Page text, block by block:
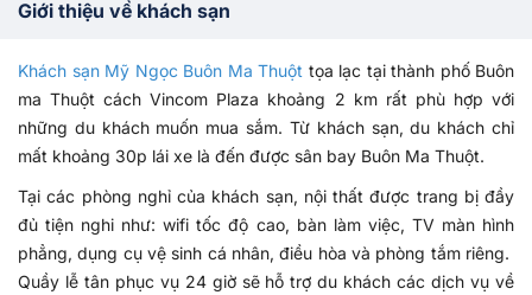
Giới thiệu về khách sạn
Khách sạn Mỹ Ngọc Buôn Ma Thuột tọa lạc tại thành phố Buôn
ma Thuột cách Vincom Plaza khoảng 2 km rất phù hợp với
những du khách muốn mua sắm. Từ khách sạn, du khách chỉ
mất khoảng 30p lái xe là đến được sân bay Buôn Ma Thuột.
Tại các phòng nghỉ của khách sạn, nội thất được trang bị đầy
đủ tiện nghi như: wifi tốc độ cao, bàn làm việc, TV màn hình
phẳng, dụng cụ vệ sinh cá nhân, điều hòa và phòng tắm riêng.
Quầy lễ tân phục vụ 24 giờ sẽ hỗ trợ du khách các dịch vụ về